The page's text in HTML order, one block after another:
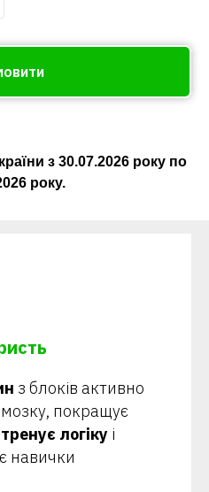
з 30.07.2026року по
року.
з блоків активно
покращує
тренує логіку і
навички